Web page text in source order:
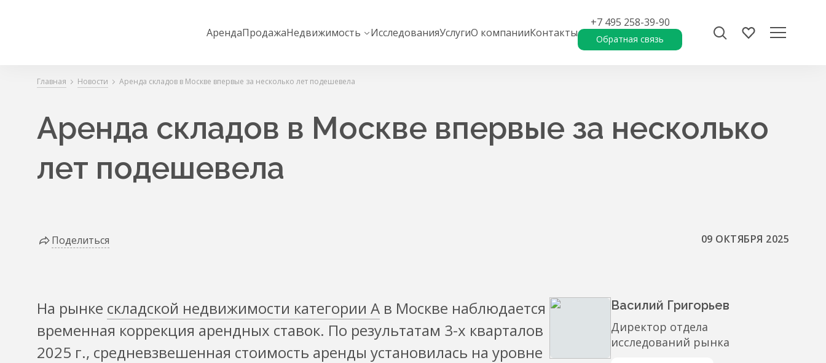
АрендаПродажаНедвижимость ИсследованияУслугиО компанииКонтакты
+7 495 258-39-90
Обратная связь
Главная Новости Аренда складов в Москве впервые за несколько лет подешевела
Аренда складов в Москве впервые за несколько
лет подешевела
Поделиться 09 ОКТЯБРЯ 2025
На рынке складской недвижимости категории А в Москве наблюдается
временная коррекция арендных ставок. По результатам 3-х кварталов
2025 г., средневзвешенная стоимость аренды установилась на уровне
Василий Григорьев
Директор отдела
исследований рынка